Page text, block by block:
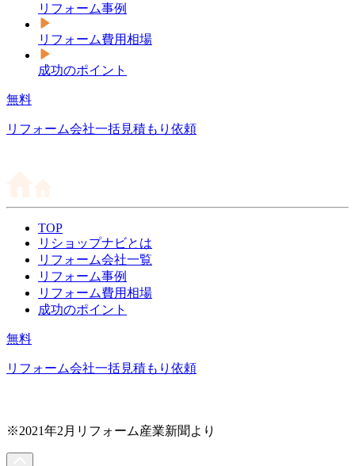
リフォーム事例
リフォーム費用相場
成功のポイント
無料
リフォーム会社一括見積もり依頼
TOP
リショップナビとは
リフォーム会社一覧
リフォーム事例
リフォーム費用相場
成功のポイント
無料
リフォーム会社一括見積もり依頼
※2021年2月リフォーム産業新聞より